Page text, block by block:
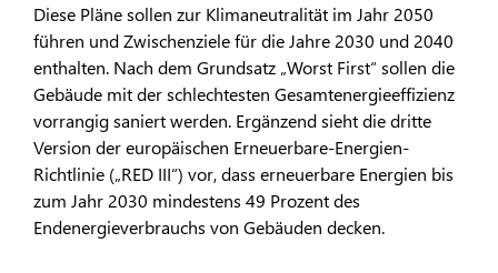
Diese Pläne sollen zur Klimaneutralität im Jahr 2050
führen und Zwischenziele für die Jahre 2030 und 2040
enthalten. Nach dem Grundsatz „Worst First“ sollen die
Gebäude mit der schlechtesten Gesamtenergieeffizienz
vorrangig saniert werden. Ergänzend sieht die dritte
Version der europäischen Erneuerbare-Energien-
Richtlinie („RED III“) vor, dass erneuerbare Energien bis
zum Jahr 2030 mindestens 49 Prozent des
Endenergieverbrauchs von Gebäuden decken.